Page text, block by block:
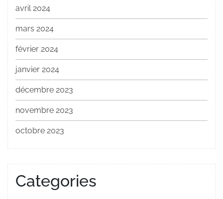
avril 2024
mars 2024
février 2024
janvier 2024
décembre 2023
novembre 2023
octobre 2023
Categories